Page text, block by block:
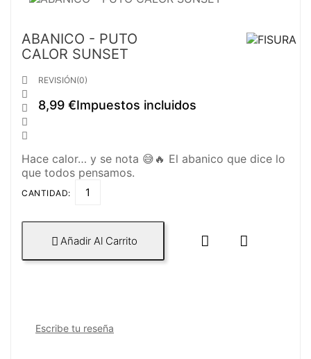
ABANICO - PUTO
CALOR SUNSET





REVISIÓN(0)
8,99 €Impuestos incluidos
Hace calor… y se nota 😅🔥 El abanico que dice lo
que todos pensamos.
CANTIDAD:
 Añadir Al Carrito  
Escribe tu reseña